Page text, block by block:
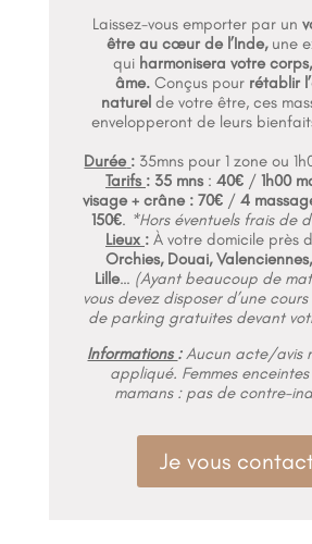
Laissez-vous emporter par un
être au cœur de l’Inde, une
qui harmonisera votre
âme. Conçus pour rétablir
naturel de votre être, ces
envelopperont de leurs
Durée : 35mns pour 1 zone ou
Tarifs : 35 mns : 40€ / 1h00
visage + crâne : 70€ / 4
150€. *Hors éventuels frais de
Lieux : À votre domicile près
Orchies, Douai,
Lille… (Ayant beaucoup de
vous devez disposer d’une
de parking gratuites devant
Informations: Aucun acte/avis
appliqué. Femmes enceintes
mamans : pas de contre-
Je vous